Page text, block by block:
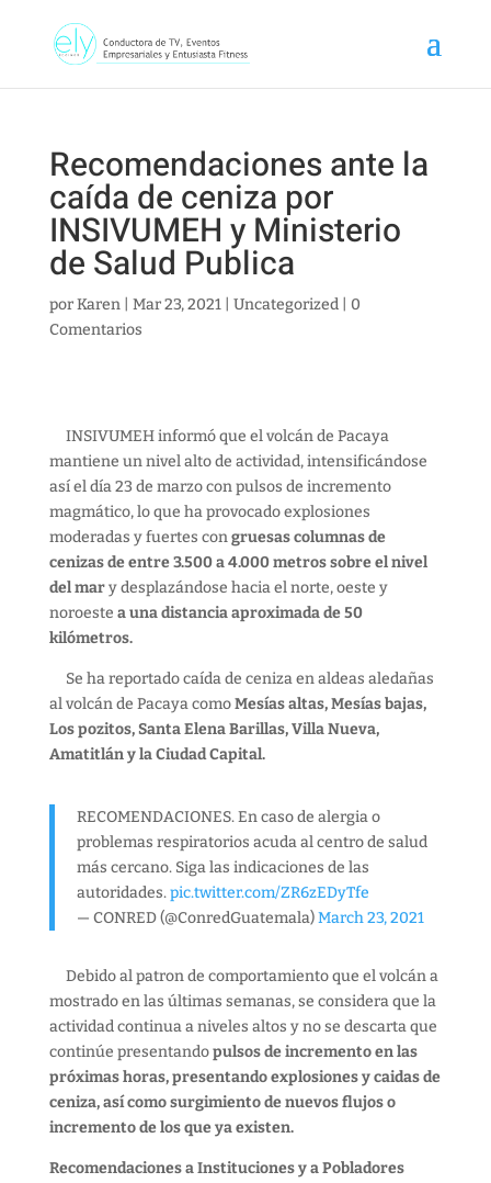
Recomendaciones ante la
caída de ceniza por
INSIVUMEH y Ministerio
de Salud Publica
porKaren| Mar 23, 2021| Uncategorized| 0
Comentarios
INSIVUMEH informó que el volcán de Pacaya
mantiene un nivel alto de actividad, intensificándose
así el día 23 de marzo con pulsos de incremento
magmático, lo que ha provocado explosiones
moderadas y fuertes congruesas columnas de
cenizas de entre 3.500 a 4.000 metros sobre el nivel
del mary desplazándose hacia el norte, oeste y
noroeste a una distancia aproximada de 50
kilómetros.
Se ha reportado caída de ceniza en aldeas aledañas
al volcán de Pacaya comoMesías altas, Mesías bajas,
Los pozitos, Santa Elena Barillas, Villa Nueva,
Amatitlán y la Ciudad Capital.
RECOMENDACIONES. En caso de alergia o
problemas respiratorios acuda al centro de salud
más cercano. Siga las indicaciones de las
autoridades.pic.twitter.com/ZR6zEDyTfe
— CONRED (@ConredGuatemala)March 23, 2021
Debido al patron de comportamiento que el volcán a
mostrado en las últimas semanas, se considera que la
actividad continua a niveles altos y no se descarta que
continúe presentandopulsos de incremento en las
próximas horas, presentando explosiones y caidas de
ceniza, así como surgimiento de nuevos flujos o
incremento de los que ya existen.
Recomendaciones a Instituciones y a Pobladores